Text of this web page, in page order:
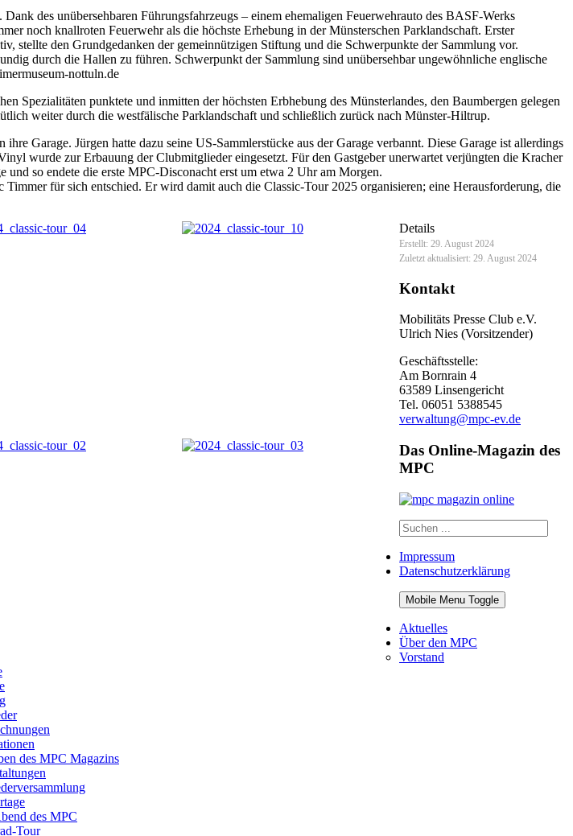
des unübersehbaren Führungsfahrzeugs – einem ehemaligen Feuerwehrauto des BASF-Werks
noch knallroten Feuerwehr als die höchste Erhebung in der Münsterschen Parklandschaft. Erster
den Grundgedanken der gemeinnützigen Stiftung und die Schwerpunkte der Sammlung vor.
durch die Hallen zu führen. Schwerpunkt der Sammlung sind unübersehbar ungewöhnliche englische
nottuln.de
Spezialitäten punktete und inmitten der höchsten Erbhebung des Münsterlandes, den Baumbergen gelegen
weiter durch die westfälische Parklandschaft und schließlich zurück nach Münster-Hiltrup.
Garage. Jürgen hatte dazu seine US-Sammlerstücke aus der Garage verbannt. Diese Garage ist allerdings
wurde zur Erbauung der Clubmitglieder eingesetzt. Für den Gastgeber unerwartet verjüngten die Kracher
und so endete die erste MPC-Disconacht erst um etwa 2 Uhr am Morgen.
für sich entschied. Er wird damit auch die Classic-Tour 2025 organisieren; eine Herausforderung, die
Details
Erstellt: 29. August 2024
Zuletzt aktualisiert: 29. August 2024
Kontakt
Mobilitäts Presse Club e.V.
Ulrich Nies (Vorsitzender)
Geschäftsstelle:
Am Bornrain 4
63589 Linsengericht
Tel. 06051 5388545
verwaltung@mpc-ev.de
Das Online-Magazin des
MPC
Impressum
Datenschutzerklärung
Mobile Menu Toggle
Aktuelles
Über den MPC
Vorstand
des MPC Magazins
des MPC
Tour